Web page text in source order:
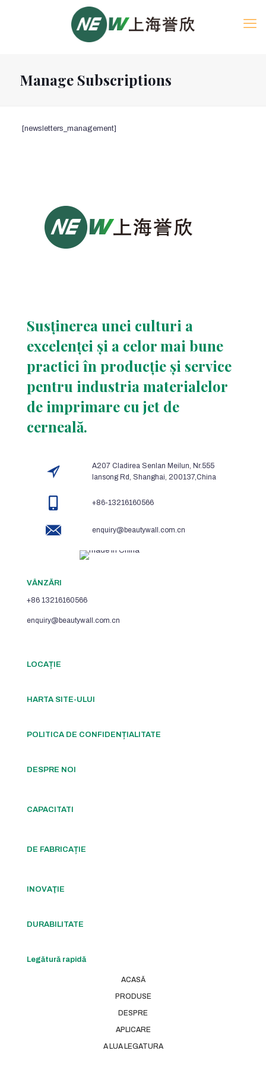
Manage Subscriptions
[newsletters_management]
Susținerea unei culturi a
excelenței și a celor mai bune
practici în producție și service
pentru industria materialelor
de imprimare cu jet de
cerneală.
A207 Cladirea Senlan Meilun, Nr.555
lansong Rd, Shanghai, 200137,China
+86-13216160566
enquiry@beautywall.com.cn
VÂNZĂRI
+86 13216160566
enquiry@beautywall.com.cn
LOCAȚIE
HARTA SITE-ULUI
POLITICA DE CONFIDENȚIALITATE
DESPRE NOI
CAPACITATI
DE FABRICAȚIE
INOVAŢIE
DURABILITATE
Legătură rapidă
ACASĂ
PRODUSE
DESPRE
APLICARE
A LUA LEGATURA